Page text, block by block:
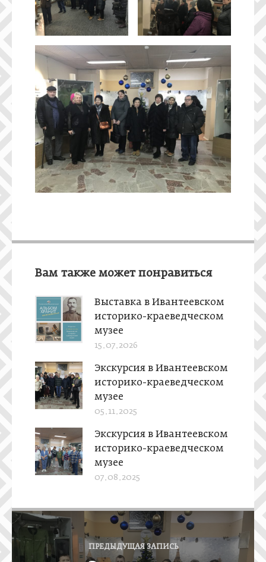
Вам также может понравиться
Выставка в Ивантеевском
историко-краеведческом
музее
15.07.2026
Экскурсия в Ивантеевском
историко-краеведческом
музее
05.11.2025
Экскурсия в Ивантеевском
историко-краеведческом
музее
07.08.2025
Н
а
в
ПРЕДЫДУЩАЯ ЗАПИСЬ